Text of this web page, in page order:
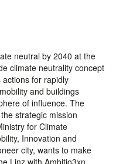
neutral by 2040 at the
climate neutrality concept
for rapidly
and buildings
of influence. The
strategic mission
for Climate
Innovation and
city, wants to make
Linz with Ambitio3xn